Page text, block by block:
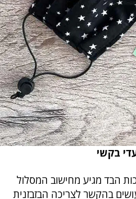
בקשי
הבד מגיע מחישוב המסלול
בהקשר לצריכה הבזבזנית